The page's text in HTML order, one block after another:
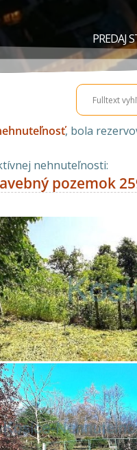
PREDAJ
, bola
nehnuteľnosti:
pozemok